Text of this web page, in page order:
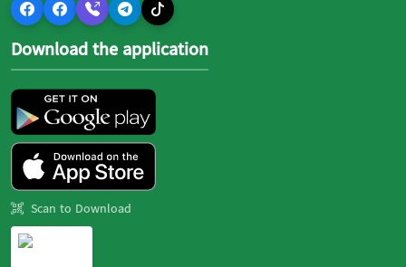
Download the application
Scan to Download